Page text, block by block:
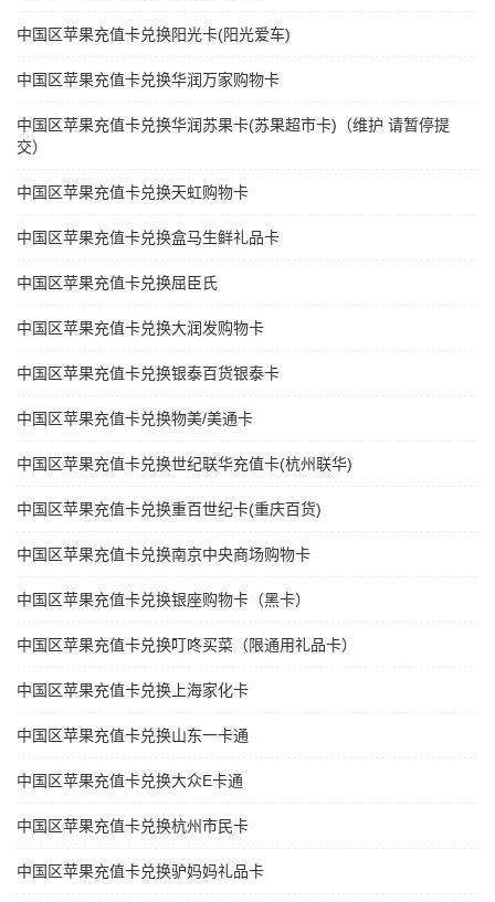
中国区苹果充值卡兑换阳光卡(阳光爱车)
中国区苹果充值卡兑换华润万家购物卡
中国区苹果充值卡兑换华润苏果卡(苏果超市卡)（维护 请暂停提
交）
中国区苹果充值卡兑换天虹购物卡
中国区苹果充值卡兑换盒马生鲜礼品卡
中国区苹果充值卡兑换屈臣氏
中国区苹果充值卡兑换大润发购物卡
中国区苹果充值卡兑换银泰百货银泰卡
中国区苹果充值卡兑换物美/美通卡
中国区苹果充值卡兑换世纪联华充值卡(杭州联华)
中国区苹果充值卡兑换重百世纪卡(重庆百货)
中国区苹果充值卡兑换南京中央商场购物卡
中国区苹果充值卡兑换银座购物卡（黑卡）
中国区苹果充值卡兑换叮咚买菜（限通用礼品卡）
中国区苹果充值卡兑换上海家化卡
中国区苹果充值卡兑换山东一卡通
中国区苹果充值卡兑换大众E卡通
中国区苹果充值卡兑换杭州市民卡
中国区苹果充值卡兑换驴妈妈礼品卡